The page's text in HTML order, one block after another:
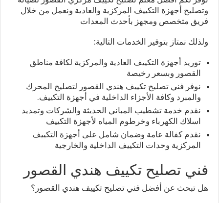
وتصليح أجهزة التكييف المركزية والعادية ونعمل من خلال
فريق متخصص ومجهز بأحدث المعدات
ولذلك نمتاز بتوفير الخدمات التالية:
توريد أجهزة التكييف العادية والمركزية لكافة مناطق
القصور وبسعر رخيصة
نوفر فني تصليح تكييف هندي القصور لتصليح المحرك
والمبرد وكافة الأجزاء الداخلية في أجهزة التكييف.
نقدم خدمة تشطيب المباني الحديثة والشركات وتمديد
اسلاك الكهرباء وخرطوم المياه لأجهزة التكييف
نقدم كفالة عامة وضمان شامل على أجهزة التكييف
المركزية وحدات التكييف الداخلية والخارجية
فني تصليح تكييف هندي القصور
هل تبحث عن أفضل فني تصليح تكييف هندي القصور؟